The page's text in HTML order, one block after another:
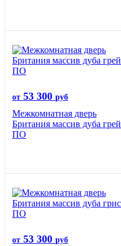
от 53 300 руб
Межкомнатная дверь
Британия массив дуба грей
ПО
от 53 300 руб